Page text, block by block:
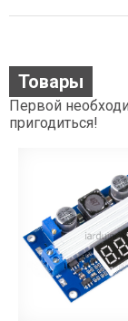
Товары
Первой
пригодиться!